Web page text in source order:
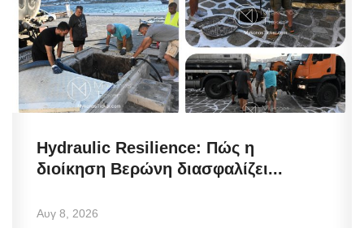
Hydraulic Resilience: Πώς η
διοίκηση Βερώνη διασφαλίζει...
Αυγ 8, 2026